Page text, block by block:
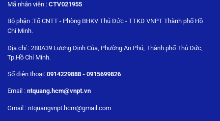
Mã nhân viên : CTV021955
Bộ phận :Tổ CNTT - Phòng BHKV Thủ Đức - TTKD VNPT Thành phố Hồ
Chí Minh.
Địa chỉ : 280A39 Lương Định Của, Phường An Phú, Thành phố Thủ Đức,
Tp.Hồ Chí Minh.
Số điện thoại: 0914229888 - 0915699826
Email : ntquang.hcm@vnpt.vn
Gmail : ntquangvnpt.hcm@gmail.com